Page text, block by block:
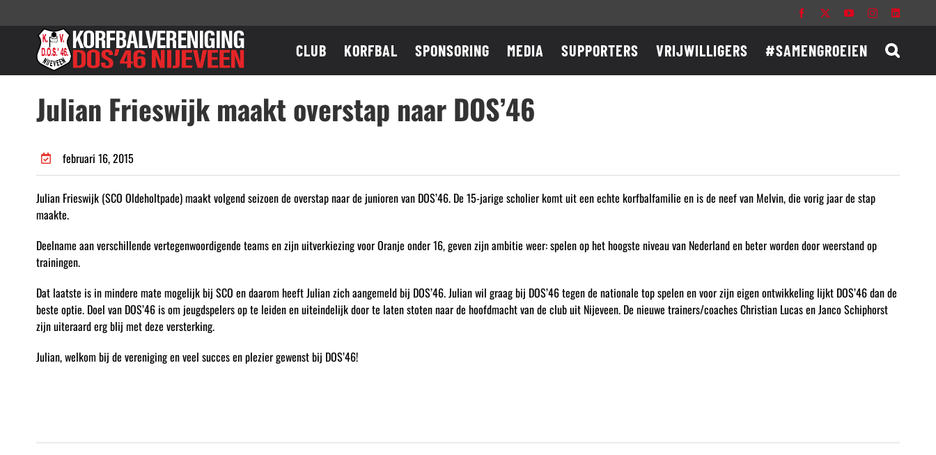
naar
Facebook YouTubeInstagram
CLUB KORFBAL SPONSORING MEDIA SUPPORTERS VRIJWILLIGERS #SAMENGROEIEN
Julian Frieswijk maakt overstap naar DOS’46
februari 16, 2015
Julian Frieswijk (SCO Oldeholtpade) maakt volgend seizoen de overstap naar de junioren van DOS’46. De 15-jarige scholier komt uit een echte korfbalfamilie en is de neef van Melvin, die vorig jaar de stap
maakte.
Deelname aan verschillende vertegenwoordigende teams en zijn uitverkiezing voor Oranje onder 16, geven zijn ambitie weer: spelen op het hoogste niveau van Nederland en beter worden door weerstand op
trainingen.
Dat laatste is in mindere mate mogelijk bij SCO en daarom heeft Julian zich aangemeld bij DOS’46. Julian wil graag bij DOS’46 tegen de nationale top spelen en voor zijn eigen ontwikkeling lijkt DOS’46 dan de
beste optie. Doel van DOS’46 is om jeugdspelers op te leiden en uiteindelijk door te laten stoten naar de hoofdmacht van de club uit Nijeveen. De nieuwe trainers/coaches Christian Lucas en Janco Schiphorst
zijn uiteraard erg blij met deze versterking.
Julian, welkom bij de vereniging en veel succes en plezier gewenst bij DOS’46!